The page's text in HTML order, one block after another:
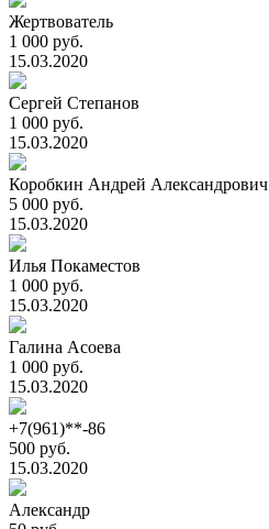
Жертвователь
1 000 руб.
15.03.2020
Сергей Степанов
1 000 руб.
15.03.2020
Коробкин Андрей Александрович
5 000 руб.
15.03.2020
Илья Покаместов
1 000 руб.
15.03.2020
Галина Асоева
1 000 руб.
15.03.2020
+7(961)**-86
500 руб.
15.03.2020
Александр